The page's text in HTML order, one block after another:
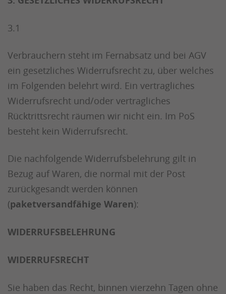
3.1
Verbrauchern steht im Fernabsatz und bei AGV
ein gesetzliches Widerrufsrecht zu, über welches
im Folgenden belehrt wird. Ein vertragliches
Widerrufsrecht und/oder vertragliches
Rücktrittsrecht räumen wir nicht ein. Im PoS
besteht kein Widerrufsrecht.
Die nachfolgende Widerrufsbelehrung gilt in
Bezug auf Waren, die normal mit der Post
zurückgesandt werden können
(paketversandfähige Waren):
WIDERRUFSBELEHRUNG
WIDERRUFSRECHT
Sie haben das Recht, binnen vierzehn Tagen ohne